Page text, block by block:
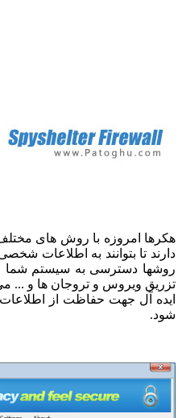
امروزه با روش های مختلف
تا بتوانند به اطلاعات شخصی
دسترسی به سیستم شما از
ویروس و تروجان ها و ... می
آل جهت حفاظت از اطلاعات